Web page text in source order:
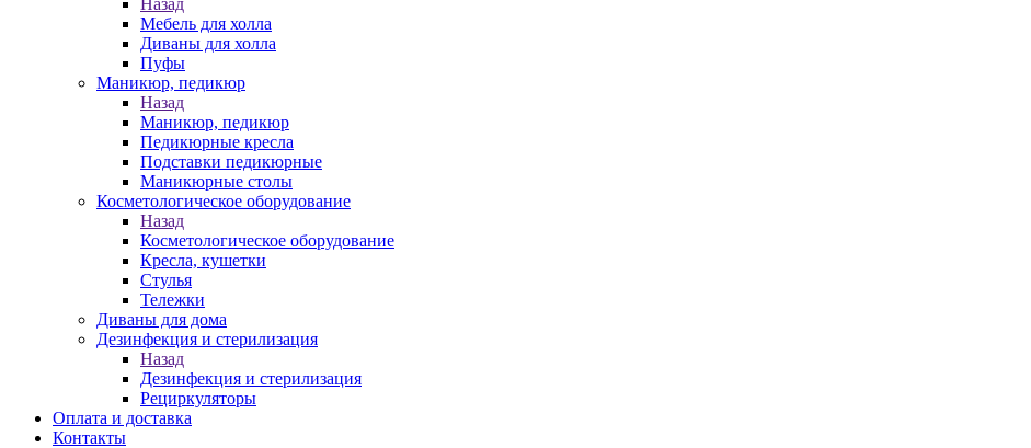
Назад
Мебель для холла
Диваны для холла
Пуфы
Маникюр, педикюр
Назад
Маникюр, педикюр
Педикюрные кресла
Подставки педикюрные
Маникюрные столы
Косметологическое оборудование
Назад
Косметологическое оборудование
Кресла, кушетки
Стулья
Тележки
Диваны для дома
Дезинфекция и стерилизация
Назад
Дезинфекция и стерилизация
Рециркуляторы
Оплата и доставка
Контакты